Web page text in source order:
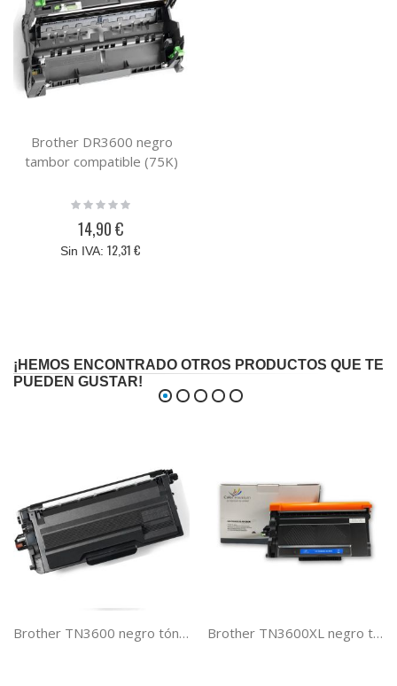
Brother DR3600 negro
tambor compatible (75K)
Rating:
14,90 €
12,31 €
¡HEMOS ENCONTRADO OTROS PRODUCTOS QUE TE
PUEDEN GUSTAR!
Brother TN3600 negro tóner compatible Brother TN3600XL negro tóner compatible PREMIUM (6K)